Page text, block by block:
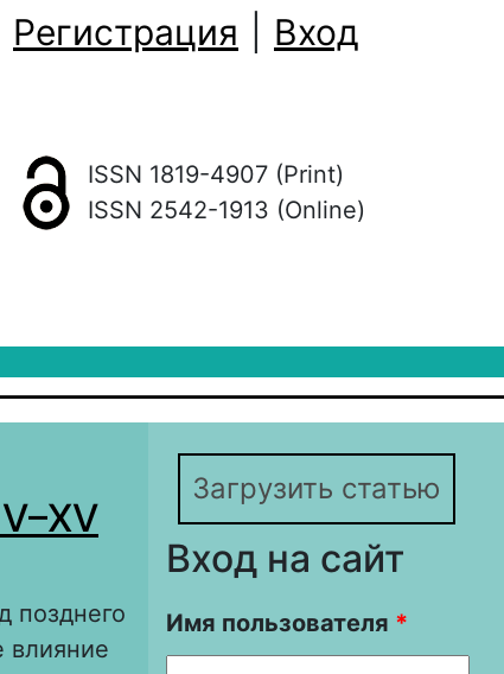
Регистрация
Вход
ISSN 1819-4907 (Print)
ISSN 2542-1913 (Online)
позднего
влияние
Загрузить статью
Вход на сайт
Имя пользователя *